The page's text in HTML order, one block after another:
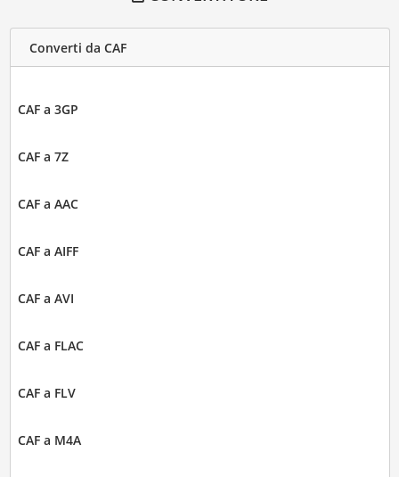
Converti da CAF
CAF a 3GP
CAF a 7Z
CAF a AAC
CAF a AIFF
CAF a AVI
CAF a FLAC
CAF a FLV
CAF a M4A